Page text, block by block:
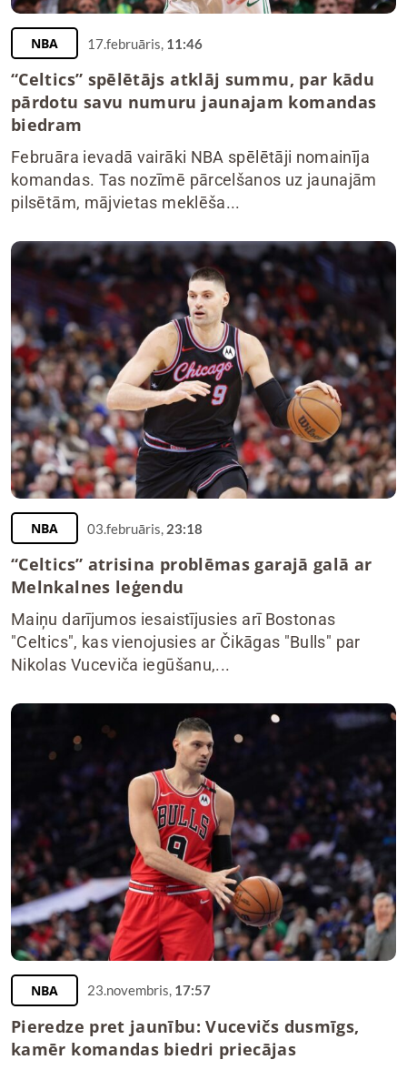
NBA 17.februāris, 11:46
“Celtics” spēlētājs atklāj summu, par kādu
pārdotu savu numuru jaunajam komandas
biedram
Februāra ievadā vairāki NBA spēlētāji nomainīja
komandas. Tas nozīmē pārcelšanos uz jaunajām
pilsētām, mājvietas meklēša...
NBA 03.februāris, 23:18
“Celtics” atrisina problēmas garajā galā ar
Melnkalnes leģendu
Maiņu darījumos iesaistījusies arī Bostonas
"Celtics", kas vienojusies ar Čikāgas "Bulls" par
Nikolas Vuceviča iegūšanu,...
NBA 23.novembris, 17:57
Pieredze pret jaunību: Vucevičs dusmīgs,
kamēr komandas biedri priecājas